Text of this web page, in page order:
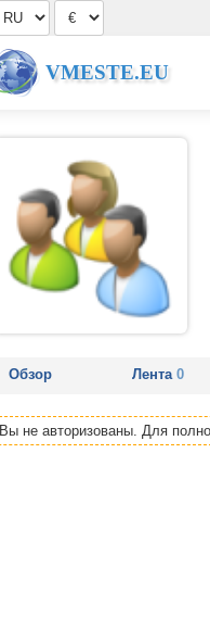
VMESTE.EU
Обзор Лента0
Вы не авторизованы. Для